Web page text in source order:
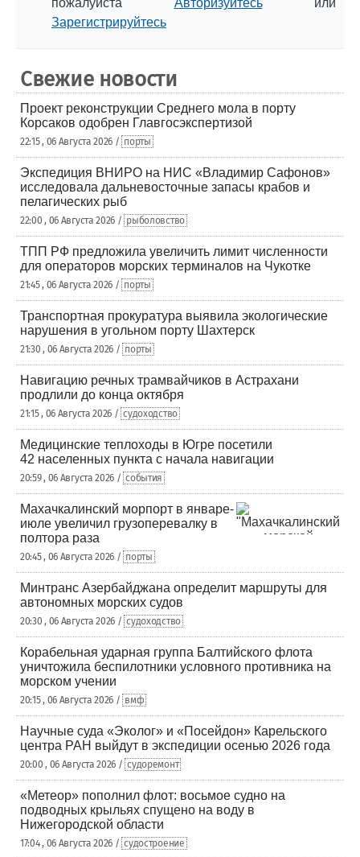
пожалуйста Авторизуйтесьили
Зарегистрируйтесь
Свежие новости
Проект реконструкции Среднего мола в порту
Корсаков одобрен Главгосэкспертизой
22:15 , 06 Августа 2026 / порты
Экспедиция ВНИРО на НИС «Владимир Сафонов»
исследовала дальневосточные запасы крабов и
пелагических рыб
22:00 , 06 Августа 2026 / рыболовство
ТПП РФ предложила увеличить лимит численности
для операторов морских терминалов на Чукотке
21:45 , 06 Августа 2026 / порты
Транспортная прокуратура выявила экологические
нарушения в угольном порту Шахтерск
21:30 , 06 Августа 2026 / порты
Навигацию речных трамвайчиков в Астрахани
продлили до конца октября
21:15 , 06 Августа 2026 / судоходство
Медицинские теплоходы в Югре посетили
42 населенных пункта с начала навигации
20:59 , 06 Августа 2026 / события
Махачкалинский морпорт в январе-
июле увеличил грузоперевалку в
полтора раза
20:45 , 06 Августа 2026 / порты
Минтранс Азербайджана определит маршруты для
автономных морских судов
20:30 , 06 Августа 2026 / судоходство
Корабельная ударная группа Балтийского флота
уничтожила беспилотники условного противника на
морском учении
20:15 , 06 Августа 2026 / вмф
Научные суда «Эколог» и «Посейдон» Карельского
центра РАН выйдут в экспедиции осенью 2026 года
20:00 , 06 Августа 2026 / судоремонт
«Метеор» пополнил флот: восьмое судно на
подводных крыльях спущено на воду в
Нижегородской области
17:04 , 06 Августа 2026 / судостроение